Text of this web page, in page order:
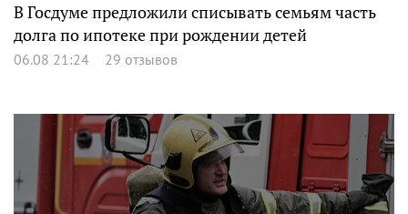
В Госдуме предложили списывать семьям часть
долга по ипотеке при рождении детей
06.08 21:24 29 отзывов